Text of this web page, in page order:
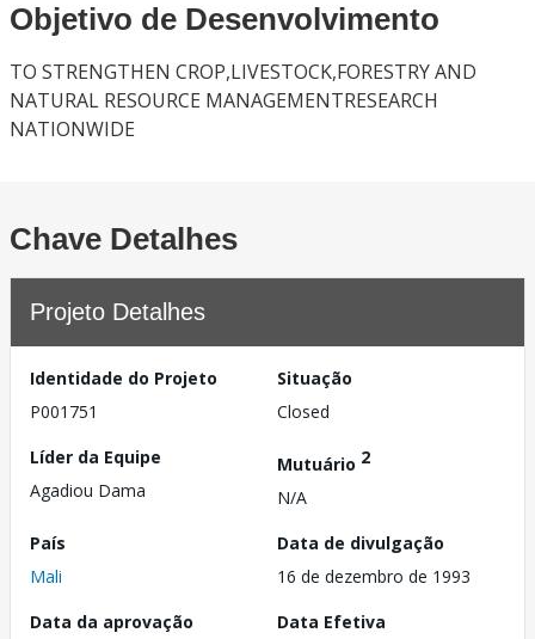
Objetivo de Desenvolvimento
TO STRENGTHEN CROP,LIVESTOCK,FORESTRY AND
NATURAL RESOURCE MANAGEMENTRESEARCH
NATIONWIDE
Chave Detalhes
Projeto Detalhes
Identidade do Projeto
P001751
Situação
Closed
Líder da Equipe
Agadiou Dama
Mutuário 2
N/A
País
Mali
Data de divulgação
16 de dezembro de 1993
Data da aprovação
Data Efetiva